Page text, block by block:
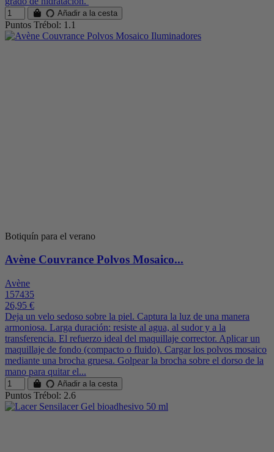
Añadir a la cesta
Puntos Trébol: 1.1
Botiquín para el verano
Avène Couvrance Polvos Mosaico...
Avène
157435
26,95 €
Deja un velo sedoso sobre la piel. Captura la luz de una manera
armoniosa. Larga duración: resiste al agua, al sudor y a la
transferencia. El refuerzo ideal del maquillaje corrector. Aplicar un
maquillaje de fondo (compacto o fluido). Cargar los polvos mosaico
mediante una brocha gruesa. Golpear la brocha sobre el dorso de la
mano para quitar el...
Añadir a la cesta
Puntos Trébol: 2.6